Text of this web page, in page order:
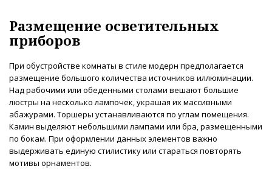
Размещение осветительных
приборов
При обустройстве комнаты в стиле модерн предполагается
размещение большого количества источников иллюминации.
Над рабочими или обеденными столами вешают большие
люстры на несколько лампочек, украшая их массивными
абажурами. Торшеры устанавливаются по углам помещения.
Камин выделяют небольшими лампами или бра, размещенными
по бокам. При оформлении данных элементов важно
выдерживать единую стилистику или стараться повторять
мотивы орнаментов.